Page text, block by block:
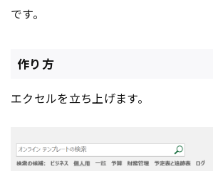
です。
作り方
エクセルを立ち上げます。